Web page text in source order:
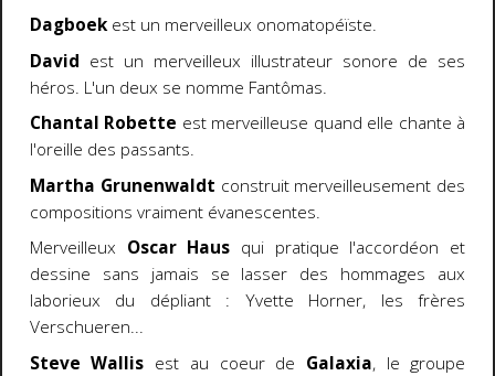
Dagboek est un merveilleux onomatopéïste.
David est un merveilleux illustrateur sonore de ses
héros. L'un deux se nomme Fantômas.
Chantal Robette est merveilleuse quand elle chante à
l'oreille des passants.
Martha Grunenwaldt construit merveilleusement des
compositions vraiment évanescentes.
Merveilleux Oscar Haus qui pratique l'accordéon et
dessine sans jamais se lasser des hommages aux
laborieux du dépliant : Yvette Horner, les frères
Verschueren...
Steve Wallis est au coeur de Galaxia, le groupe